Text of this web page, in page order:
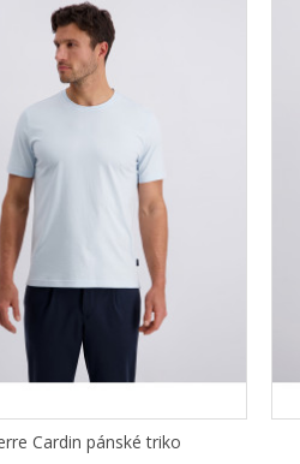
Cardin pánské triko